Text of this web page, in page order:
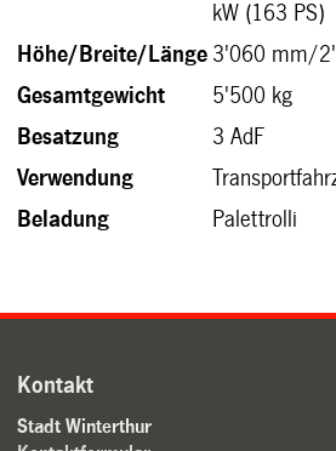
kW (163 PS)
Höhe/Breite/Länge 3'060 mm/
Gesamtgewicht
5'500 kg
Besatzung
3 AdF
Verwendung
Beladung
Palettrolli
Kontakt
Stadt Winterthur